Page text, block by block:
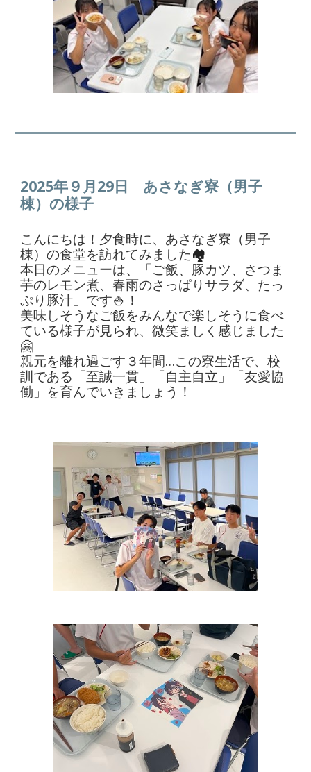
2025年９ 月29日 あさなぎ寮（男子
棟）の様子
こんにちは！夕食時に、あさなぎ寮（男子
棟）の食堂を訪れてみました🏘
本日のメニューは、「ご飯、豚カツ、さつま
芋のレモン煮、春雨のさっぱりサラダ、たっ
ぷり豚汁」です🍚！
美味しそうなご飯をみんなで楽しそうに食べ
ている様子が見られ、微笑ましく感じました
🤗
親元を離れ過ごす３年間…この寮生活で、校
訓である「至誠一貫」「自主自立」「友愛協
働」を育んでいきましょう！